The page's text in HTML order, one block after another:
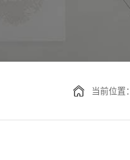
当前位置：